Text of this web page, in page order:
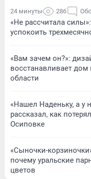
24 минуты 286
«Не рассчитала
успокоить
«Вам зачем он?»:
восстанавливает дом
области
«Нашел Наденьку, а у
рассказал, как
Осиповке
«Сыночки-
почему уральские
цветов